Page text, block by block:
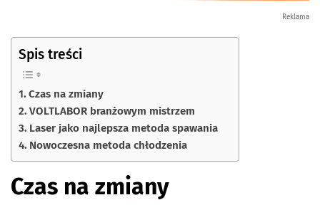
Reklama
Spis treści
Czas na zmiany
VOLTLABOR branżowym mistrzem
Laser jako najlepsza metoda spawania
Nowoczesna metoda chłodzenia
Czas na zmiany